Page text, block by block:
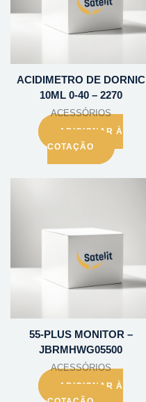
ACIDIMETRO DE DORNIC
10ML 0-40 – 2270
ACESSÓRIOS
ADICIONAR À
COTAÇÃO
55-PLUS MONITOR –
JBRMHWG05500
ACESSÓRIOS
ADICIONAR À